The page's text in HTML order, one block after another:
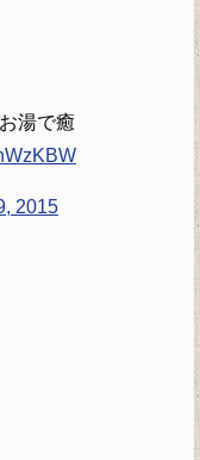
湯で癒
2015